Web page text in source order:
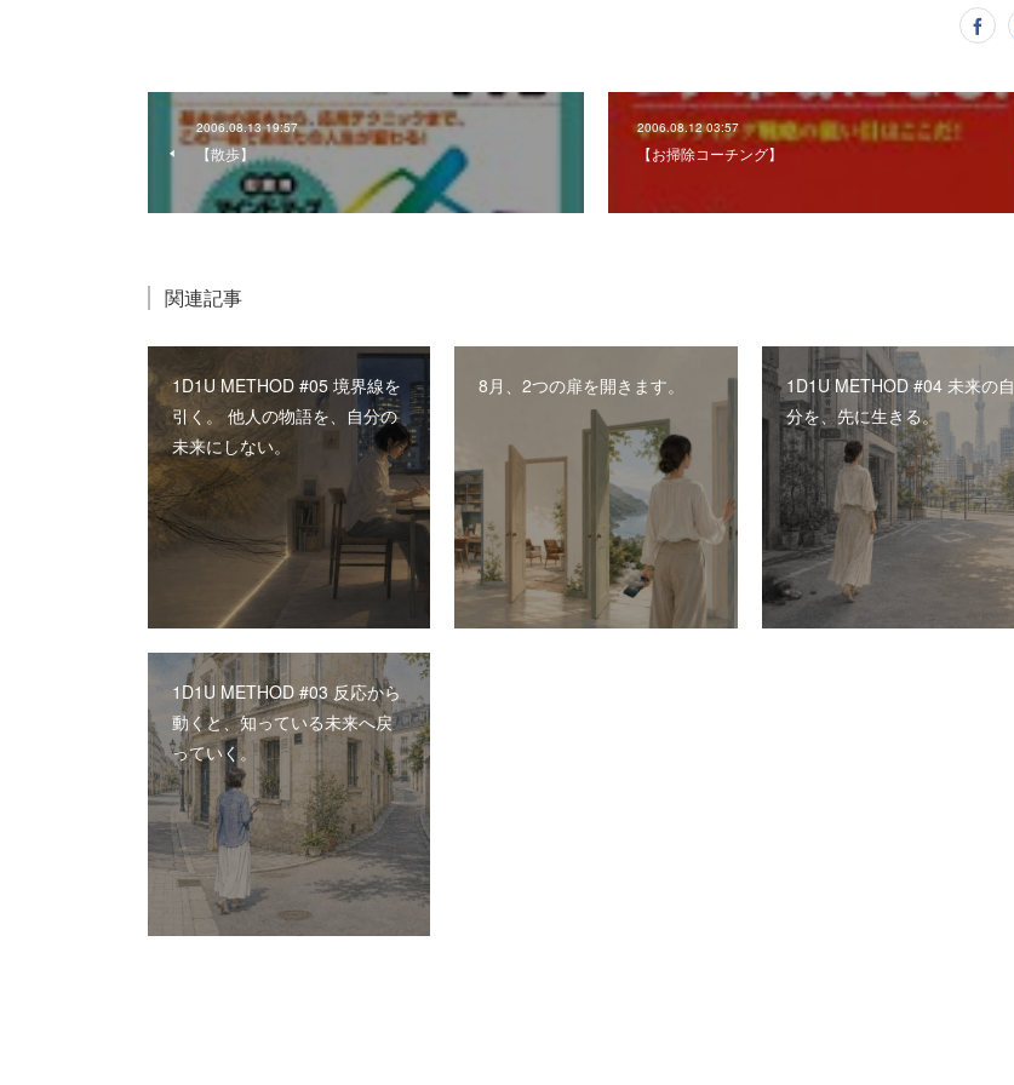
2006.08.13 19:57
【散歩】
2006.08.12 03:57
【お掃除コーチング】
関連記事
1D1U METHOD #05 境界線を
引く。 他人の物語を、自分の
未来にしない。
8月、2つの扉を開きます。
1D1U METHOD #04 未来の自
分を、先に生きる。
1D1U METHOD #03 反応から
動くと、知っている未来へ戻
っていく。